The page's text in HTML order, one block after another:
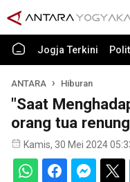
Jogja Terkini
ANTARA Hiburan
"Saat
orang tua
Kamis, 30 Mei 2024